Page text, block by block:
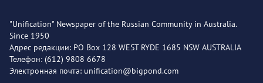
"Unification" Newspaper of the Russian Community in Australia.
Since 1950
Адрес редакции: PO Box 128 WEST RYDE 1685 NSW AUSTRALIA
Телефон: (612) 9808 6678
Электронная почта: unification@bigpond.com